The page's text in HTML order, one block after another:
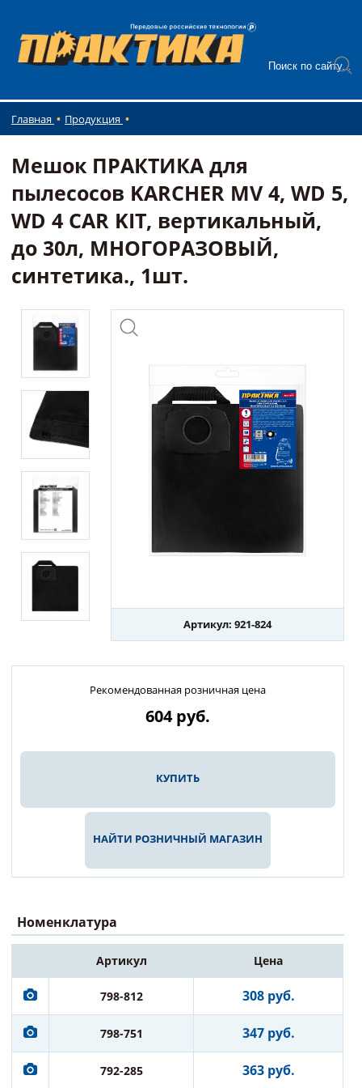
Главная Продукция
Мешок ПРАКТИКА для
пылесосов KARCHER MV 4, WD 5,
WD 4 CAR KIT, вертикальный,
до 30л, МНОГОРАЗОВЫЙ,
синтетика., 1шт.
Артикул: 921-824
Рекомендованная розничная цена
604руб.
КУПИТЬ
НАЙТИ РОЗНИЧНЫЙ МАГАЗИН
Номенклатура
Артикул Цена
798-812 308 руб.
798-751 347 руб.
792-285 363 руб.